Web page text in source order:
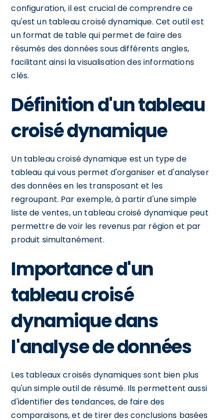
configuration, il est crucial de comprendre ce
qu'est un tableau croisé dynamique. Cet outil est
un format de table qui permet de faire des
résumés des données sous différents angles,
facilitant ainsi la visualisation des informations
clés.
Définition d'un tableau
croisé dynamique
Un tableau croisé dynamique est un type de
tableau qui vous permet d'organiser et d'analyser
des données en les transposant et les
regroupant. Par exemple, à partir d'une simple
liste de ventes, un tableau croisé dynamique peut
permettre de voir les revenus par région et par
produit simultanément.
Importance d'un
tableau croisé
dynamique dans
l'analyse de données
Les tableaux croisés dynamiques sont bien plus
qu'un simple outil de résumé. Ils permettent aussi
d'identifier des tendances, de faire des
comparaisons, et de tirer des conclusions basées